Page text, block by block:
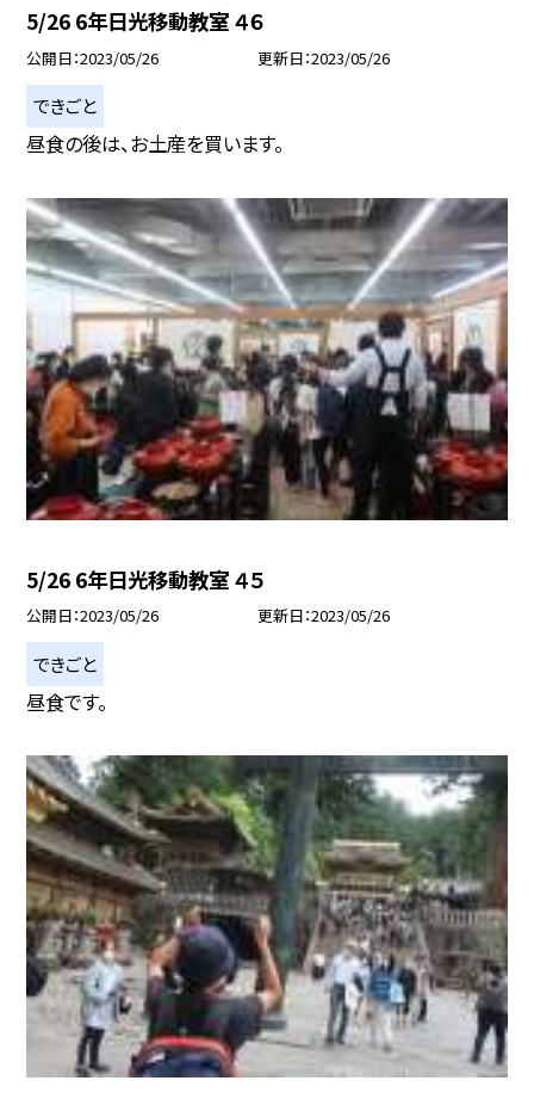
5/26 6年日光移動教室 ４６
公開日 2023/05/26 更新日 2023/05/26
できごと
昼食の後は、お土産を買います。
5/26 6年日光移動教室 ４５
公開日 2023/05/26 更新日 2023/05/26
できごと
昼食です。